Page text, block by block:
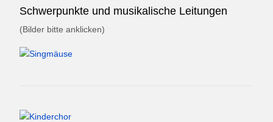
Schwerpunkte und musikalische Leitungen
(Bilder bitte anklicken)